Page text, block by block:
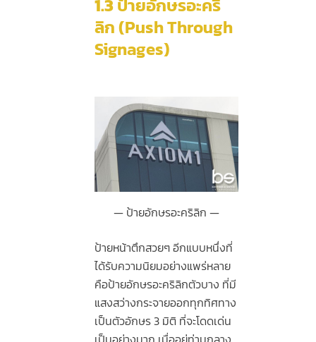
1.3ป้ายอักษรอะคริ
ลิก (Push Through
Signages)
ป้ายอักษรอะคริลิก
ป้ายหน้าตึกสวยๆ อีกแบบหนึ่งที่
ได้รับความนิยมอย่างแพร่หลาย
คือป้ายอักษรอะคริลิกตัวบาง ที่มี
แสงสว่างกระจายออกทุกทิศทาง
เป็นตัวอักษร 3 มิติ ที่จะโดดเด่น